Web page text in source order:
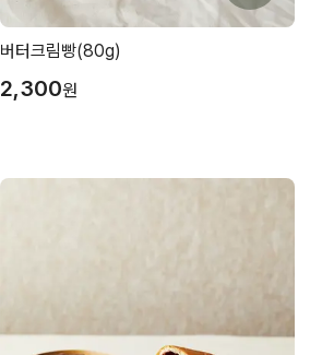
버터크림빵(80g)
2,300원